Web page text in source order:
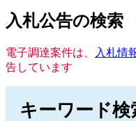
入札公告の検索
電子調達案件は、 入札情
告しています
キーワード検